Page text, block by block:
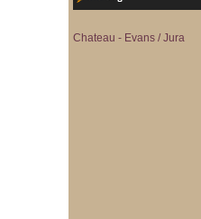
Chateau - Evans / Jura